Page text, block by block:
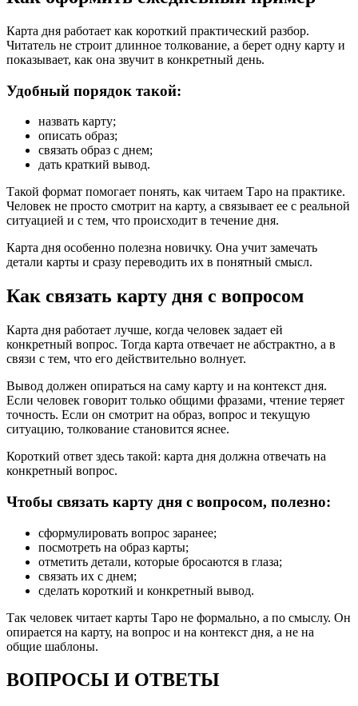
Карта дня работает как короткий практический разбор.
Читатель не строит длинное толкование, а берет одну карту и
показывает, как она звучит в конкретный день.
Удобный порядок такой:
назвать карту;
описать образ;
связать образ с днем;
дать краткий вывод.
Такой формат помогает понять, как читаем Таро на практике.
Человек не просто смотрит на карту, а связывает ее с реальной
ситуацией и с тем, что происходит в течение дня.
Карта дня особенно полезна новичку. Она учит замечать
детали карты и сразу переводить их в понятный смысл.
Как связать карту дня с вопросом
Карта дня работает лучше, когда человек задает ей
конкретный вопрос. Тогда карта отвечает не абстрактно, а в
связи с тем, что его действительно волнует.
Вывод должен опираться на саму карту и на контекст дня.
Если человек говорит только общими фразами, чтение теряет
точность. Если он смотрит на образ, вопрос и текущую
ситуацию, толкование становится яснее.
Короткий ответ здесь такой: карта дня должна отвечать на
конкретный вопрос.
Чтобы связать карту дня с вопросом, полезно:
сформулировать вопрос заранее;
посмотреть на образ карты;
отметить детали, которые бросаются в глаза;
связать их с днем;
сделать короткий и конкретный вывод.
Так человек читает карты Таро не формально, а по смыслу. Он
опирается на карту, на вопрос и на контекст дня, а не на
общие шаблоны.
ВОПРОСЫ И ОТВЕТЫ